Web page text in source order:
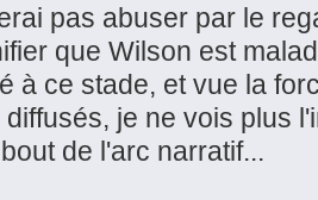
pas abuser par le
que Wilson est
à ce stade, et vue la
je ne vois plus
de l'arc narratif...